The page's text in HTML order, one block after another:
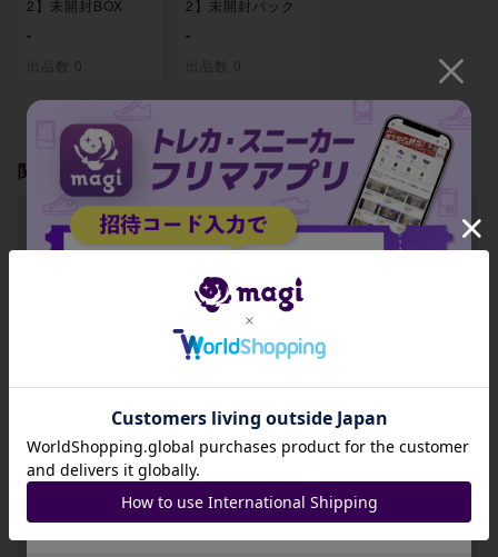
2】未開封BOX
-
出品数 0
2】未開封パック
-
出品数 0
関連製品
-
【ARS9】ポートガ
ラレル)(刻印なし)
P-SR OP02-013
-
出品数 0 出品数 0
招待コード
JA9XS8
コピーする